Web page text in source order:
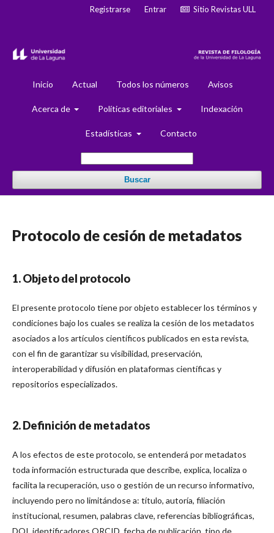
Inicio Actual Todos los números Avisos
Acerca de Políticas editoriales Indexación
Estadísticas Contacto
Buscar
Registrarse Entrar Sitio Revistas ULL
Protocolo de cesión de metadatos
1. Objeto del protocolo
El presente protocolo tiene por objeto establecer los términos y
condiciones bajo los cuales se realiza la cesión de los metadatos
asociados a los artículos científicos publicados en esta revista,
con el fin de garantizar su visibilidad, preservación,
interoperabilidad y difusión en plataformas científicas y
repositorios especializados.
2. Definición de metadatos
A los efectos de este protocolo, se entenderá por metadatos
toda información estructurada que describe, explica, localiza o
facilita la recuperación, uso o gestión de un recurso informativo,
incluyendo pero no limitándose a: título, autoría, filiación
institucional, resumen, palabras clave, referencias bibliográficas,
DOI, identificadores ORCID, fecha de publicación, tipo de